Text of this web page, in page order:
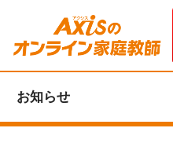
お知らせ